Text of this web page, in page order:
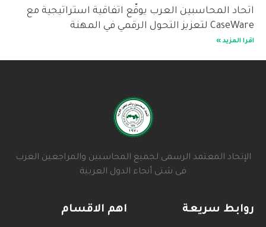
اتحاد المحاسبين العرب يوقّع اتفاقية استراتيجية مع
CaseWare لتعزيز التحول الرقمي في المهنة
اقرا المزيد »
الإتحاد المعتمد الرسمى لجميع المحاسبين والمراجعين العرب
فى شتى أنحاء الدول العربية
روابط سريعة اهم الاقسام